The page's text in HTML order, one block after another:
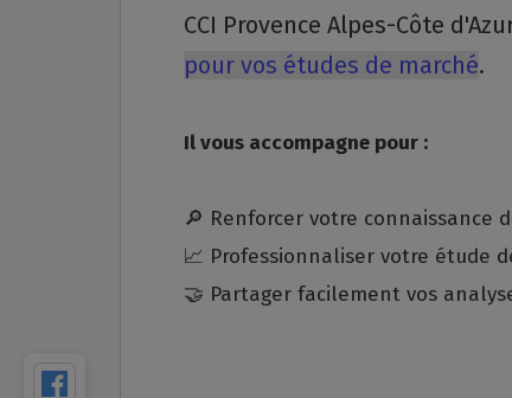
CCI Provence Alpes-Côte
pour vos études de marché.
Il vous accompagne pour :
🔎 Renforcer votre connaissance
📈 Professionnaliser votre étude
🤝 Partager facilement vos